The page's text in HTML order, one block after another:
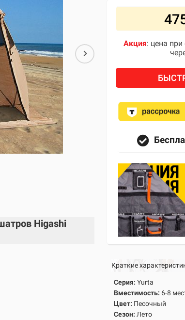
Higashi
Акция: цена при
Краткие
Серия: Yurta
Вместимость: 6-8
Цвет: Песочный
Сезон: Лето